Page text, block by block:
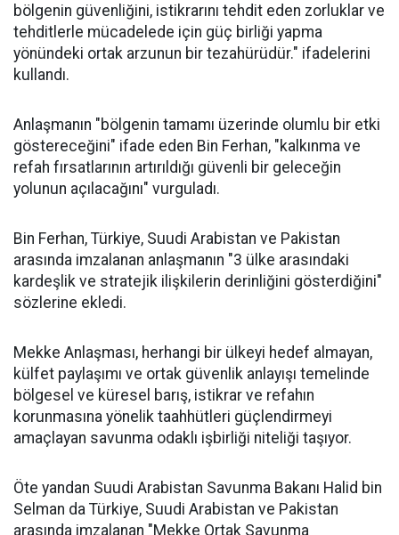
bölgenin güvenliğini, istikrarını tehdit eden zorluklar ve
tehditlerle mücadelede için güç birliği yapma
yönündeki ortak arzunun bir tezahürüdür." ifadelerini
kullandı.
Anlaşmanın "bölgenin tamamı üzerinde olumlu bir etki
göstereceğini" ifade eden Bin Ferhan, "kalkınma ve
refah fırsatlarının artırıldığı güvenli bir geleceğin
yolunun açılacağını" vurguladı.
Bin Ferhan, Türkiye, Suudi Arabistan ve Pakistan
arasında imzalanan anlaşmanın "3 ülke arasındaki
kardeşlik ve stratejik ilişkilerin derinliğini gösterdiğini"
sözlerine ekledi.
Mekke Anlaşması, herhangi bir ülkeyi hedef almayan,
külfet paylaşımı ve ortak güvenlik anlayışı temelinde
bölgesel ve küresel barış, istikrar ve refahın
korunmasına yönelik taahhütleri güçlendirmeyi
amaçlayan savunma odaklı işbirliği niteliği taşıyor.
Öte yandan Suudi Arabistan Savunma Bakanı Halid bin
Selman da Türkiye, Suudi Arabistan ve Pakistan
arasında imzalanan "Mekke Ortak Savunma